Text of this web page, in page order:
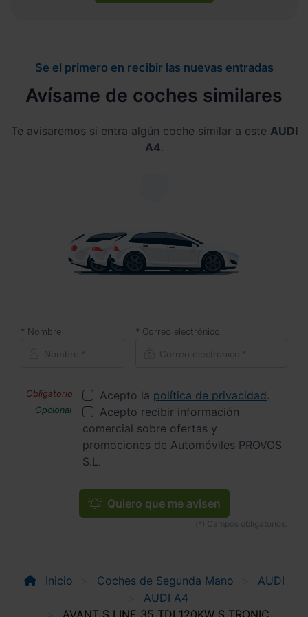
Se el primero en recibir las nuevas entradas
Avísame de coches similares
Te avisaremos si entra algún coche similar a este AUDI
A4.
Nombre Correo electrónico
Acepto la política de privacidad.
Acepto recibir información
comercial sobre ofertas y
promociones de Automóviles PROVOS
S.L.
Quiero que me avisen
Inicio Coches de Segunda Mano
AUDI
AUDI A4
AVANT S LINE 35 TDI 120KW S TRONIC